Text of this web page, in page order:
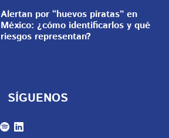
Alertan por “huevos piratas” en
México: ¿cómo identificarlos y qué
riesgos representan?
SÍGUENOS